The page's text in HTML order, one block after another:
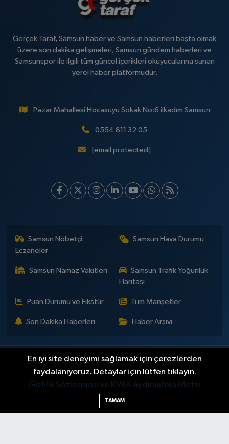
Gerçek Taraf, Samsun haber ve Samsun haberleri başta olmak
üzere son dakika gelişmeleri, Samsun gündem haberleri ve
Samsunspor ile ilgili tüm güncel içerikleri okuyucularına sunan
yerel haber platformudur.
Pazar Mahallesi Hocasuyu Sokak No:6 ilkadım Samsun
0554 811 32 05
[email protected]
Samsun Nöbetçi
Eczaneler
Samsun Hava Durumu
Samsun Namaz Vakitleri
Samsun Trafik Yoğunluk
Haritası
Puan Durumu ve Fikstür Tüm Manşetler
Son Dakika Haberleri Haber Arşivi
İLETİŞİM KÜNYE
Gizlilik Sözleşmesi
Yayın Politikaları ve Kullanım Şartları
Yayın İlkeleri
Hakkımızda
Okan Çakır kimdir?
BİLİM DÜNYA EĞİTİM EKONOMİ
GENEL
SAMSUNSPOR KÜLTÜR - SANAT
SAMSUN HABER
YAŞAM
YEMEK
En iyi site deneyimi sağlamak için çerezlerden
faydalanıyoruz. Detaylar için lütfen tıklayın.
Gizlilik Sözleşmesi ve KVKK Aydınlatma Metni
TAMAM